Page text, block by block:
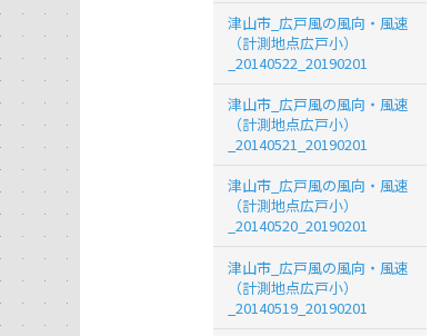
津山市_広戸風の風向・風速
（計測地点広戸小）
_20140522_20190201
津山市_広戸風の風向・風速
（計測地点広戸小）
_20140521_20190201
津山市_広戸風の風向・風速
（計測地点広戸小）
_20140520_20190201
津山市_広戸風の風向・風速
（計測地点広戸小）
_20140519_20190201